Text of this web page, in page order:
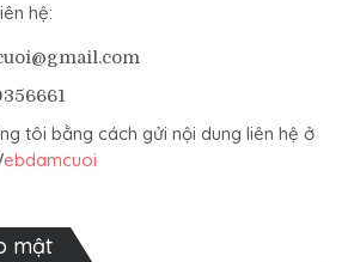
hệ:
tôi bằng cách gửi nội dung liên hệ ở
ebdamcuoi
mật